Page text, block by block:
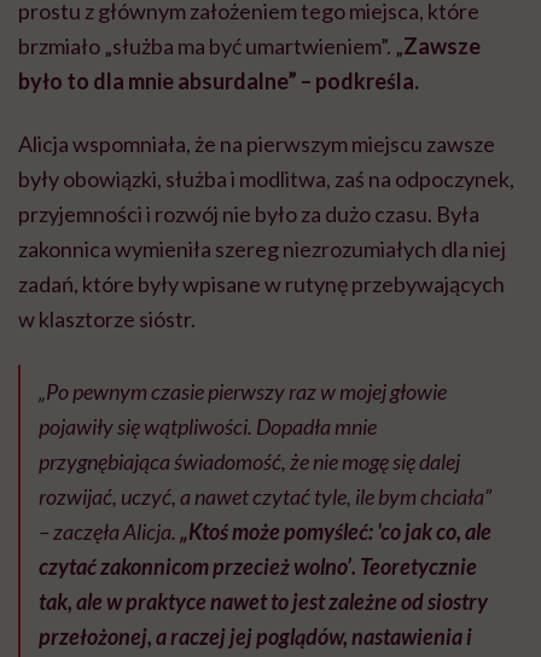
prostu z głównym założeniem tego miejsca, które
brzmiało „służba ma być umartwieniem”. „Zawsze
było to dla mnie absurdalne” – podkreśla.
Alicja wspomniała, że na pierwszym miejscu zawsze
były obowiązki, służba i modlitwa, zaś na odpoczynek,
przyjemności i rozwój nie było za dużo czasu. Była
zakonnica wymieniła szereg niezrozumiałych dla niej
zadań, które były wpisane w rutynę przebywających
w klasztorze sióstr.
„Po pewnym czasie pierwszy raz w mojej głowie
pojawiły się wątpliwości. Dopadła mnie
przygnębiająca świadomość, że nie mogę się dalej
rozwijać, uczyć, a nawet czytać tyle, ile bym chciała”
– zaczęła Alicja.„Ktoś może pomyśleć: 'co jak co, ale
czytać zakonnicom przecież wolno’. Teoretycznie
tak, ale w praktyce nawet to jest zależne od siostry
przełożonej, a raczej jej poglądów, nastawienia i